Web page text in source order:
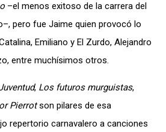
–el menos exitoso de la carrera del
pero fue Jaime quien provocó lo
Emiliano y El Zurdo, Alejandro
entre muchísimos otros.
, Los futuros murguistas,
Pierrotson pilares de esa
repertorio carnavalero a canciones